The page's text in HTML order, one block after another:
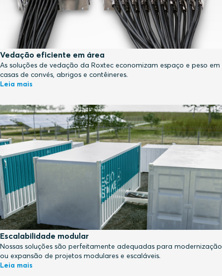
Vedação eficiente em área
As soluções de vedação da Roxtec economizam espaço e peso em
casas de convés, abrigos e contêineres.
Leia mais
Escalabilidade modular
Nossas soluções são perfeitamente adequadas para modernização
ou expansão de projetos modulares e escaláveis.
Leia mais